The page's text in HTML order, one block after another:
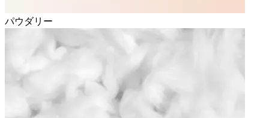
パウダリー